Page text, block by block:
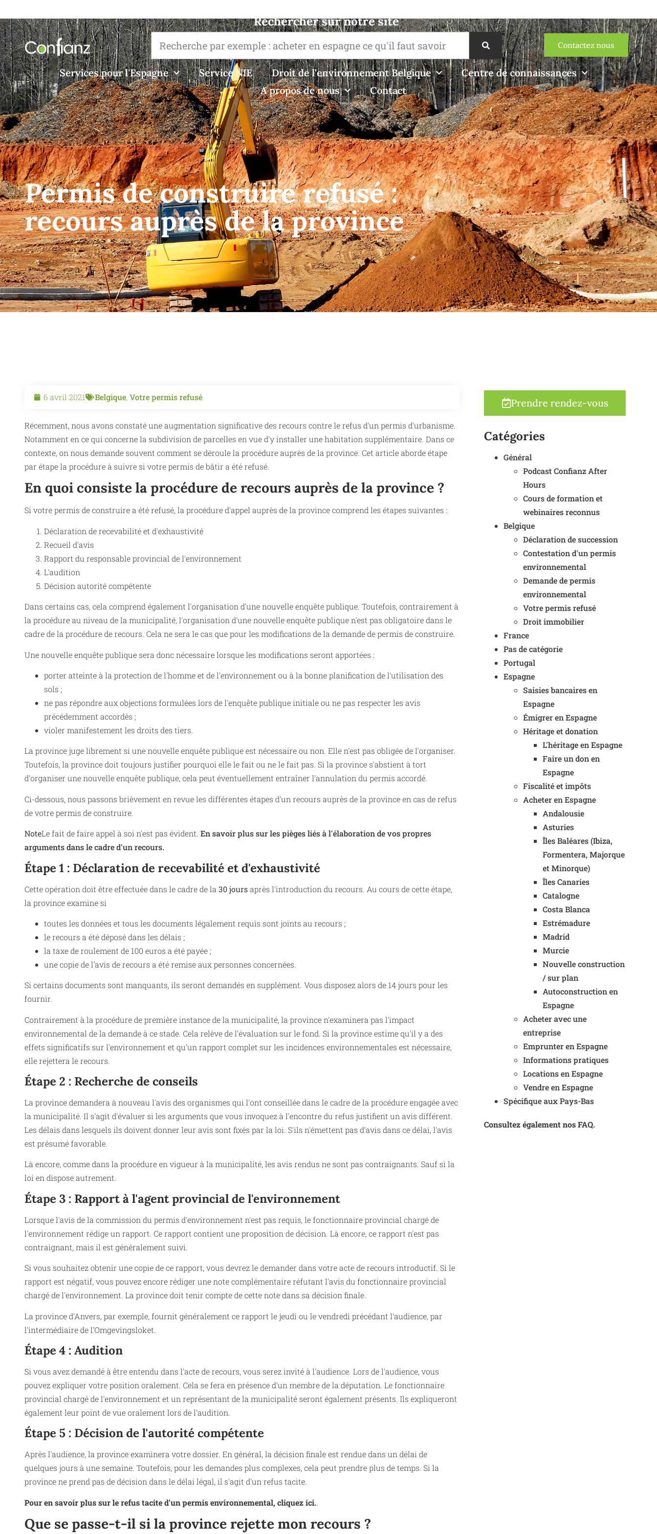
Rechercher sur notre site
Contactez nous
Services pour l'Espagne Service NIE Droit de l'environnement Belgique
Centre de connaissances
A propos de nous
Contact
Permis de construire refusé :
recours auprès de la province
6 avril 2021 Belgique, Votre permis refusé
Récemment, nous avons constaté une augmentation significative des recours contre le refus d'un permis d'urbanisme.
Notamment en ce qui concerne la subdivision de parcelles en vue d'y installer une habitation supplémentaire. Dans ce
contexte, on nous demande souvent comment se déroule la procédure auprès de la province. Cet article aborde étape
par étape la procédure à suivre si votre permis de bâtir a été refusé.
En quoi consiste la procédure de recours auprès de la province ?
Si votre permis de construire a été refusé, la procédure d'appel auprès de la province comprend les étapes suivantes :
Déclaration de recevabilité et d'exhaustivité
Recueil d'avis
Rapport du responsable provincial de l'environnement
L'audition
Décision autorité compétente
Dans certains cas, cela comprend également l'organisation d'une nouvelle enquête publique. Toutefois, contrairement à
la procédure au niveau de la municipalité, l'organisation d'une nouvelle enquête publique n'est pas obligatoire dans le
cadre de la procédure de recours. Cela ne sera le cas que pour les modifications de la demande de permis de construire.
Une nouvelle enquête publique sera donc nécessaire lorsque les modifications seront apportées :
porter atteinte à la protection de l'homme et de l'environnement ou à la bonne planification de l'utilisation des
sols ;
ne pas répondre aux objections formulées lors de l'enquête publique initiale ou ne pas respecter les avis
précédemment accordés ;
violer manifestement les droits des tiers.
La province juge librement si une nouvelle enquête publique est nécessaire ou non. Elle n'est pas obligée de l'organiser.
Toutefois, la province doit toujours justifier pourquoi elle le fait ou ne le fait pas. Si la province s'abstient à tort
d'organiser une nouvelle enquête publique, cela peut éventuellement entraîner l'annulation du permis accordé.
Ci-dessous, nous passons brièvement en revue les différentes étapes d'un recours auprès de la province en cas de refus
de votre permis de construire.
NoteLe fait de faire appel à soi n'est pas évident. En savoir plus sur les pièges liés à l'élaboration de vos propres
arguments dans le cadre d'un recours.
Étape 1 : Déclaration de recevabilité et d'exhaustivité
Cette opération doit être effectuée dans le cadre de la 30 joursaprès l'introduction du recours. Au cours de cette étape,
la province examine si
toutes les données et tous les documents légalement requis sont joints au recours ;
le recours a été déposé dans les délais ;
la taxe de roulement de 100 euros a été payée ;
une copie de l'avis de recours a été remise aux personnes concernées.
Si certains documents sont manquants, ils seront demandés en supplément. Vous disposez alors de 14 jours pour les
fournir.
Contrairement à la procédure de première instance de la municipalité, la province n'examinera pas l'impact
environnemental de la demande à ce stade. Cela relève de l'évaluation sur le fond. Si la province estime qu'il y a des
effets significatifs sur l'environnement et qu'un rapport complet sur les incidences environnementales est nécessaire,
elle rejettera le recours.
Étape 2 : Recherche de conseils
La province demandera à nouveau l'avis des organismes qui l'ont conseillée dans le cadre de la procédure engagée avec
la municipalité. Il s'agit d'évaluer si les arguments que vous invoquez à l'encontre du refus justifient un avis différent.
Les délais dans lesquels ils doivent donner leur avis sont fixés par la loi. S'ils n'émettent pas d'avis dans ce délai, l'avis
est présumé favorable.
Là encore, comme dans la procédure en vigueur à la municipalité, les avis rendus ne sont pas contraignants. Sauf si la
loi en dispose autrement.
Étape 3 : Rapport à l'agent provincial de l'environnement
Lorsque l'avis de la commission du permis d'environnement n'est pas requis, le fonctionnaire provincial chargé de
l'environnement rédige un rapport. Ce rapport contient une proposition de décision. Là encore, ce rapport n'est pas
contraignant, mais il est généralement suivi.
Si vous souhaitez obtenir une copie de ce rapport, vous devrez le demander dans votre acte de recours introductif. Si le
rapport est négatif, vous pouvez encore rédiger une note complémentaire réfutant l'avis du fonctionnaire provincial
chargé de l'environnement. La province doit tenir compte de cette note dans sa décision finale.
La province d'Anvers, par exemple, fournit généralement ce rapport le jeudi ou le vendredi précédant l'audience, par
l'intermédiaire de l'Omgevingsloket.
Étape 4 : Audition
Si vous avez demandé à être entendu dans l'acte de recours, vous serez invité à l'audience. Lors de l'audience, vous
pouvez expliquer votre position oralement. Cela se fera en présence d'un membre de la députation. Le fonctionnaire
provincial chargé de l'environnement et un représentant de la municipalité seront également présents. Ils expliqueront
également leur point de vue oralement lors de l'audition.
Étape 5 : Décision de l'autorité compétente
Après l'audience, la province examinera votre dossier. En général, la décision finale est rendue dans un délai de
quelques jours à une semaine. Toutefois, pour les demandes plus complexes, cela peut prendre plus de temps. Si la
province ne prend pas de décision dans le délai légal, il s'agit d'un refus tacite.
Pour en savoir plus sur le refus tacite d'un permis environnemental, cliquez ici..
Que se passe-t-il si la province rejette mon recours ?
Prendre rendez-vous
Catégories
Général
Podcast Confianz After
Hours
Cours de formation et
webinaires reconnus
Belgique
Déclaration de succession
Contestation d'un permis
environnemental
Demande de permis
environnemental
Votre permis refusé
Droit immobilier
France
Pas de catégorie
Portugal
Espagne
Saisies bancaires en
Espagne
Émigrer en Espagne
Héritage et donation
L'héritage en Espagne
Faire un don en
Espagne
Fiscalité et impôts
Acheter en Espagne
Andalousie
Asturies
Îles Baléares (Ibiza,
Formentera, Majorque
et Minorque)
Îles Canaries
Catalogne
Costa Blanca
Estrémadure
Madrid
Murcie
Nouvelle construction
/ sur plan
Autoconstruction en
Espagne
Acheter avec une
entreprise
Emprunter en Espagne
Informations pratiques
Locations en Espagne
Vendre en Espagne
Spécifique aux Pays-Bas
Consultez également nos FAQ.